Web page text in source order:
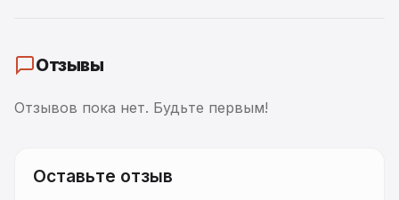
Отзывы
Отзывов пока нет. Будьте первым!
Оставьте отзыв